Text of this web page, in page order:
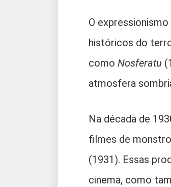
O
históricos do
como Nosferatu
atmosfera
Na década de
filmes de
(1931). Essas
cinema, como